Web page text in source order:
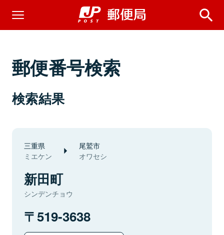
郵便番号検索
検索結果
三重県
ミエケン
尾鷲市
オワセシ
新田町
シンデンチョウ
519-3638